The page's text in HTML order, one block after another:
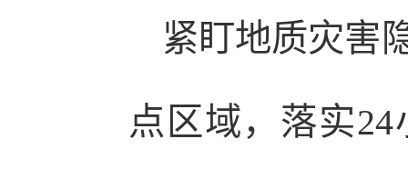
紧盯地质灾害
点区域，落实